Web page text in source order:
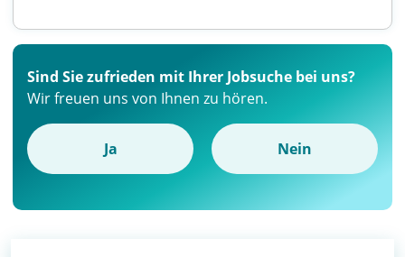
Sind Sie zufrieden mit Ihrer Jobsuche bei uns?
Wir freuen uns von Ihnen zu hören.
Ja Nein